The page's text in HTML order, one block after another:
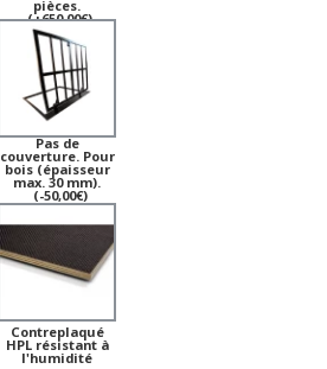
pièces.
(+650,00€)
Pas de
couverture. Pour
bois (épaisseur
max. 30 mm).
(-50,00€)
Contreplaqué
HPL résistant à
l'humidité